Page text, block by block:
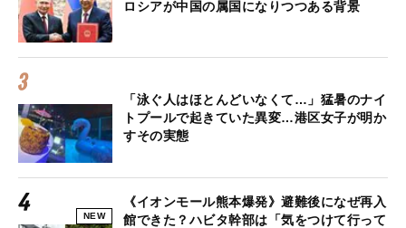
ロシアが中国の属国になりつつある背景
「泳ぐ人はほとんどいなくて…」猛暑のナイ
トプールで起きていた異変…港区女子が明か
すその実態
NEW
《イオンモール熊本爆発》避難後になぜ再入
館できた？ハビタ幹部は「気をつけて行って